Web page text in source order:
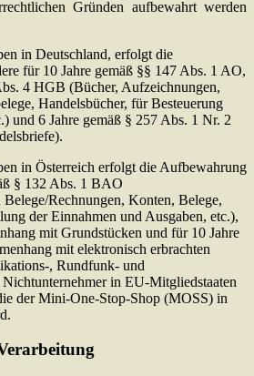
Gründen aufbewahrt werden
in Deutschland, erfolgt die
für 10 Jahre gemäß §§ 147 Abs. 1 AO,
4 HGB (Bücher, Aufzeichnungen,
Handelsbücher, für Besteuerung
und 6 Jahre gemäß § 257 Abs. 1 Nr. 2
in Österreich erfolgt die Aufbewahrung
§ 132 Abs. 1 BAO
Rechnungen, Konten, Belege,
der Einnahmen und Ausgaben, etc.),
mit Grundstücken und für 10 Jahre
mit elektronisch erbrachten
, Rundfunk- und
Nichtunternehmer in EU-Mitgliedstaaten
der Mini-One-Stop-Shop (MOSS) in